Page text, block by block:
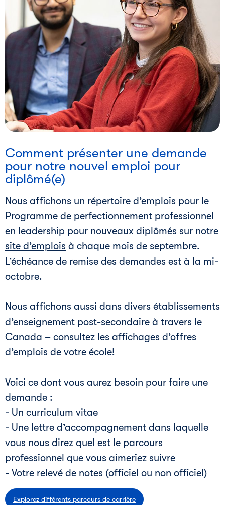
Comment présenter une demande
pour notre nouvel emploi pour
diplômé(e)
Nous affichons un répertoire d’emplois pour le
Programme de perfectionnement professionnel
en leadership pour nouveaux diplômés sur notre
site d’emplois à chaque mois de septembre.
L’échéance de remise des demandes est à la mi-
octobre.
Nous affichons aussi dans divers établissements
d’enseignement post-secondaire à travers le
Canada – consultez les affichages d’offres
d’emplois de votre école!
Voici ce dont vous aurez besoin pour faire une
demande :
- Un curriculum vitae
- Une lettre d’accompagnement dans laquelle
vous nous direz quel est le parcours
professionnel que vous aimeriez suivre
- Votre relevé de notes (officiel ou non officiel)
Explorez différents parcours de carrière
i